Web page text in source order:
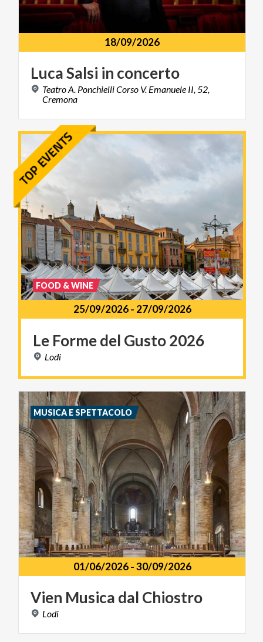
18/09/2026
LucaSalsi in concerto
Teatro A. Ponchielli Corso V. Emanuele II, 52,
Cremona
25/09/2026- 27/09/2026
Le Formedel Gusto2026
Lodi
FOOD & WINE
01/06/2026-30/09/2026
Vien Musica dal Chiostro
Lodi
MUSICA E SPETTACOLO